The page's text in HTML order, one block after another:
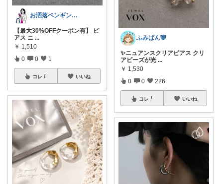
お洒落ペンギン🐧暮らし×ときめき
【最大30%OFFクーポン有】 ピ
アス ニ ...
￥ 1,510
0 0 1
コレ いいね
ふみぱん🐼
✨ニュアンスクリアピアス クリ
アビーズが光 ...
￥ 1,530
0 0 226
コレ いいね